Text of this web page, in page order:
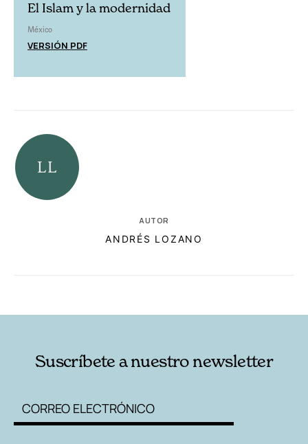
El Islam y la modernidad
México
VERSIÓN PDF
AUTOR
ANDRÉS LOZANO
Suscríbete a nuestro newsletter